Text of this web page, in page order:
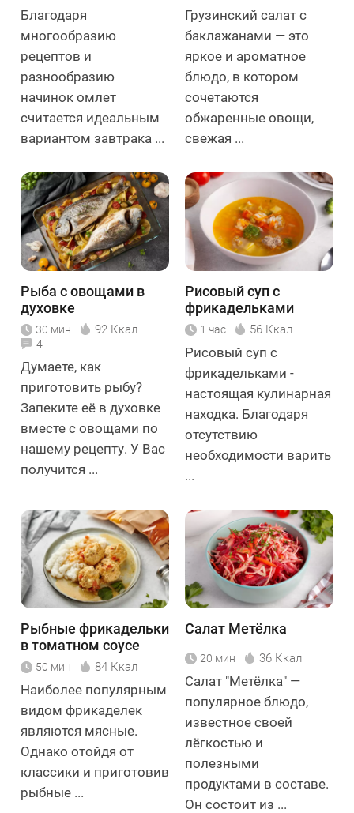
Благодаря
многообразию
рецептов и
разнообразию
начинок омлет
считается идеальным
вариантом завтрака ...
Грузинский салат с
баклажанами — это
яркое и ароматное
блюдо, в котором
сочетаются
обжаренные овощи,
свежая ...
Рыба с овощами в
духовке
30 мин 92 Ккал
4
Думаете, как
приготовить рыбу?
Запеките её в духовке
вместе с овощами по
нашему рецепту. У Вас
получится ...
Рисовый суп с
фрикадельками
1 час 56 Ккал
Рисовый суп с
фрикадельками -
настоящая кулинарная
находка. Благодаря
отсутствию
необходимости варить
...
Рыбные фрикадельки
в томатном соусе
50 мин 84 Ккал
Наиболее популярным
видом фрикаделек
являются мясные.
Однако отойдя от
классики и приготовив
рыбные ...
Салат Метёлка
20 мин 36 Ккал
Салат "Метёлка" —
популярное блюдо,
известное своей
лёгкостью и
полезными
продуктами в составе.
Он состоит из ...